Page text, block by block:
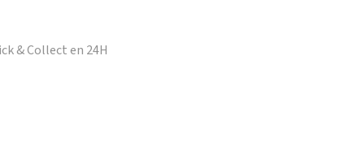
& Collect en 24H